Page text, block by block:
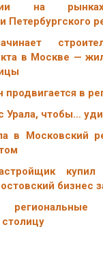
на
Петербургского
в Москве —
продвигается в
Урала, чтобы…
в Московский
купил
бизнес